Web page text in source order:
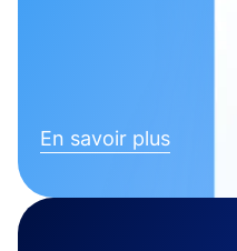
En savoir plus